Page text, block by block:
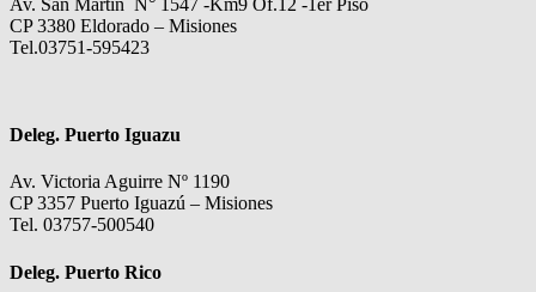
CP 3380 Eldorado – Misiones
Tel.03751-595423
Deleg. Puerto Iguazu
Av. Victoria Aguirre Nº 1190
CP 3357 Puerto Iguazú – Misiones
Tel. 03757-500540
Deleg. Puerto Rico